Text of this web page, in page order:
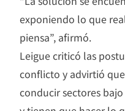
exponiendo lo que
piensa”, afirmó.
Leigue criticó las
conflicto y advirtió
conducir sectores